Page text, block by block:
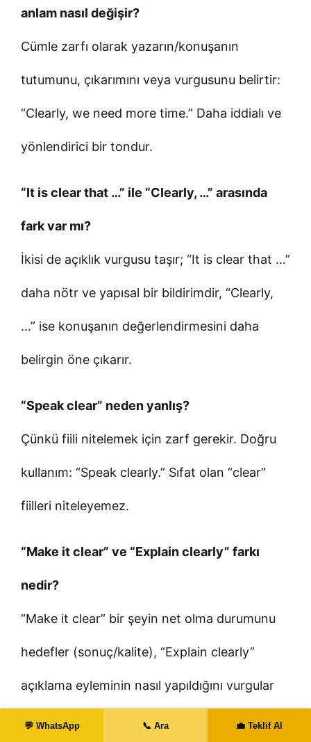
anlam nasıl değişir?
Cümle zarfı olarak yazarın/konuşanın
tutumunu, çıkarımını veya vurgusunu belirtir:
“Clearly, we need more time.” Daha iddialı ve
yönlendirici bir tondur.
“It is clear that …” ile “Clearly, …” arasında
fark var mı?
İkisi de açıklık vurgusu taşır; “It is clear that …”
daha nötr ve yapısal bir bildirimdir, “Clearly,
…” ise konuşanın değerlendirmesini daha
belirgin öne çıkarır.
“Speak clear” neden yanlış?
Çünkü fiili nitelemek için zarf gerekir. Doğru
kullanım: “Speak clearly.” Sıfat olan “clear”
fiilleri niteleyemez.
“Make it clear” ve “Explain clearly” farkı
nedir?
“Make it clear” bir şeyin net olma durumunu
hedefler (sonuç/kalite), “Explain clearly”
açıklama eyleminin nasıl yapıldığını vurgular
(süreç/biçim).
💬 WhatsApp 📞 Ara 💼 Teklif Al